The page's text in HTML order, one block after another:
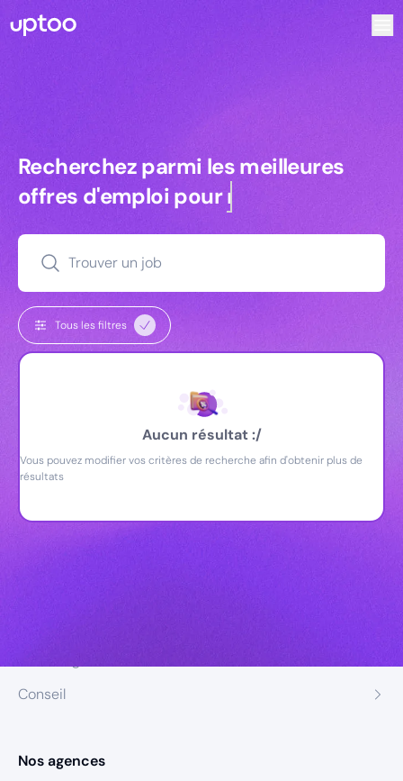
Recherchez parmi les meilleures
Recherchez parmi les meilleures
offres d'emploi pourmanagers
Trouver un job
Tous les filtres
Aucun résultat :/
Vous pouvez modifier vos critères de recherche afin d'obtenir plus de
résultats
Conseil
Nos agences